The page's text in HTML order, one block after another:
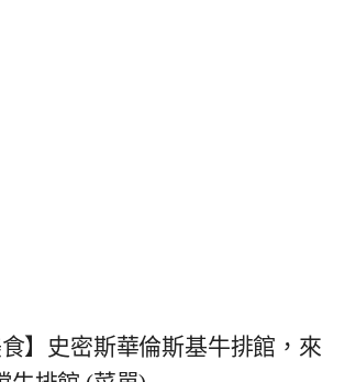
食】史密斯華倫斯基牛排館，來